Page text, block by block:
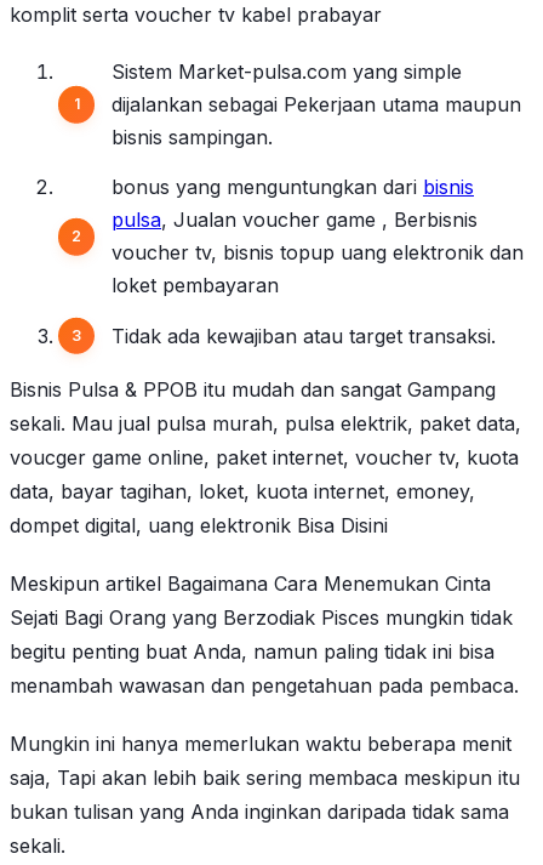
komplit serta voucher tv kabel prabayar
Sistem Market-pulsa.com yang simple
dijalankan sebagai Pekerjaan utama maupun
bisnis sampingan.
bonus yang menguntungkan dari bisnis
pulsa, Jualan voucher game , Berbisnis
voucher tv, bisnis topup uang elektronik dan
loket pembayaran
Tidak ada kewajiban atau target transaksi.
Bisnis Pulsa & PPOB itu mudah dan sangat Gampang
sekali. Mau jual pulsa murah, pulsa elektrik, paket data,
voucger game online, paket internet, voucher tv, kuota
data, bayar tagihan, loket, kuota internet, emoney,
dompet digital, uang elektronik Bisa Disini
Meskipun artikel Bagaimana Cara Menemukan Cinta
Sejati Bagi Orang yang Berzodiak Pisces mungkin tidak
begitu penting buat Anda, namun paling tidak ini bisa
menambah wawasan dan pengetahuan pada pembaca.
Mungkin ini hanya memerlukan waktu beberapa menit
saja, Tapi akan lebih baik sering membaca meskipun itu
bukan tulisan yang Anda inginkan daripada tidak sama
sekali.